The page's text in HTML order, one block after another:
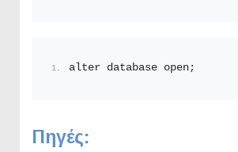
alter database open;
Πηγές: